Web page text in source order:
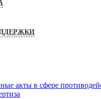
акты в сфере